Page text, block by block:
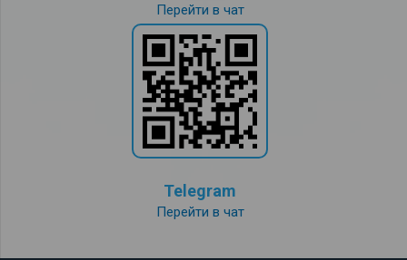
Перейти в чат
Telegram
Перейти в чат